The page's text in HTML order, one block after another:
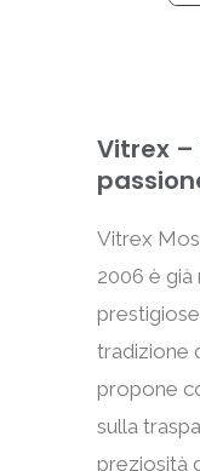
Vitrex
Vitrex
2006 è
tradizione
propone
sulla
preziosità